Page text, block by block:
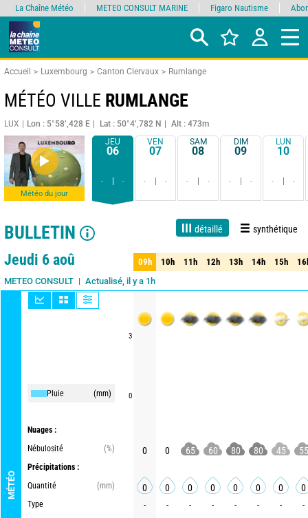
Accueil Luxembourg Canton Clervaux Rumlange
MÉTÉO VILLE RUMLANGE
LUX Lon : 5°58’,428 E Lat : 50°4’,782 N Alt : 473m
Météo du jour
JEU
06
- -
VEN
07
- -
SAM
08
- -
DIM
09
- -
LUN
10
- -
BULLETIN détaillé synthétique
1 jour 3 jours 15 jours Fiabilité 90%
Jeudi 6 aoû
METEO CONSULT Actualisé, il y a 1h
MÉTÉO
Pluie (mm)
Nuages :
Nébulosité
(%)
Précipitations :
Quantité
(mm)
Type
3
0
09h 10h 11h 12h 13h 14h 15h
09h 10h 11h 12h 13h 14h 15h
0 0 65 60 80 80 45 55
0 0 0 0 0 0 0 0
- - - - - - - -
La Chaîne Météo METEO CONSULT MARINE Figaro Nautisme